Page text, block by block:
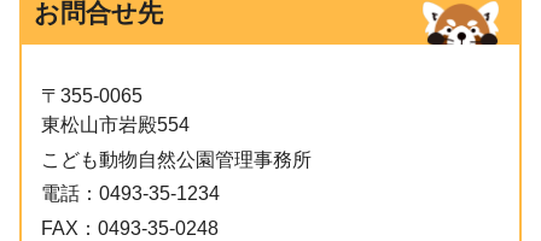
お問合せ先
〒355-0065
東松山市岩殿554
こども動物自然公園管理事務所
電話： 0493-35-1234
FAX： 0493-35-0248